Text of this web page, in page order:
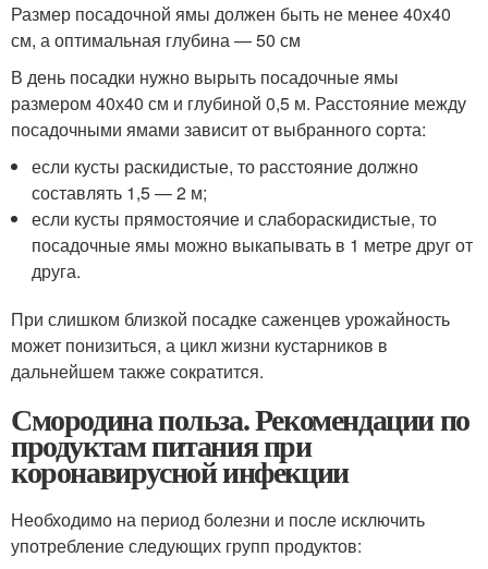
Размер посадочной ямы должен быть не менее 40х40
см, а оптимальная глубина — 50 см
В день посадки нужно вырыть посадочные ямы
размером 40х40 см и глубиной 0,5 м. Расстояние между
посадочными ямами зависит от выбранного сорта:
если кусты раскидистые, то расстояние должно
составлять 1,5 — 2 м;
если кусты прямостоячие и слабораскидистые, то
посадочные ямы можно выкапывать в 1 метре друг от
друга.
При слишком близкой посадке саженцев урожайность
может понизиться, а цикл жизни кустарников в
дальнейшем также сократится.
Смородина польза. Рекомендации по
продуктам питания при
коронавирусной инфекции
Необходимо на период болезни и после исключить
употребление следующих групп продуктов: